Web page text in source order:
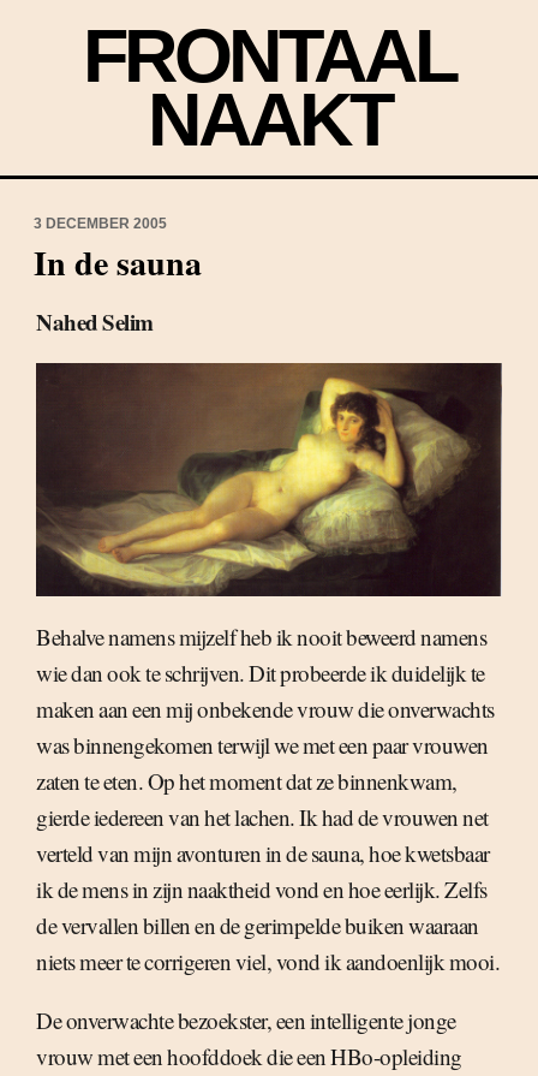
FRONTAAL
NAAKT
3 DECEMBER 2005
In de sauna
Nahed Selim
Behalve namens mijzelf heb ik nooit beweerd namens
wie dan ook te schrijven. Dit probeerde ik duidelijk te
maken aan een mij onbekende vrouw die onverwachts
was binnengekomen terwijl we met een paar vrouwen
zaten te eten. Op het moment dat ze binnenkwam,
gierde iedereen van het lachen. Ik had de vrouwen net
verteld van mijn avonturen in de sauna, hoe kwetsbaar
ik de mens in zijn naaktheid vond en hoe eerlijk. Zelfs
de vervallen billen en de gerimpelde buiken waaraan
niets meer te corrigeren viel, vond ik aandoenlijk mooi.
De onverwachte bezoekster, een intelligente jonge
vrouw met een hoofddoek die een HBo-opleiding